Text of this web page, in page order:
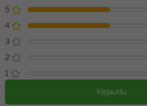
5
4
3
2
1
Kirjaudu